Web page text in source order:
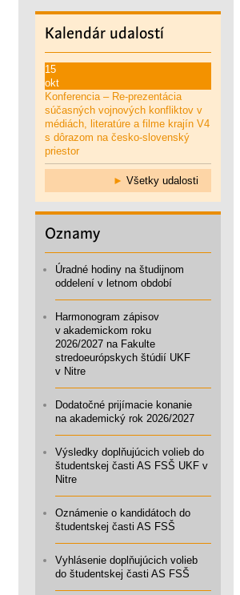
Kalendárudalostí
15
okt
Konferencia – Re-prezentácia
súčasných vojnových konfliktov v
médiách, literatúre a filme krajín V4
s dôrazom na česko-slovenský
priestor
► Všetky udalosti
Oznamy
Úradné hodiny na študijnom
oddelení v letnom období
Harmonogram zápisov
v akademickom roku
2026/2027 na Fakulte
stredoeurópskych štúdií UKF
v Nitre
Dodatočné prijímacie konanie
na akademický rok 2026/2027
Výsledky doplňujúcich volieb do
študentskej časti AS FSŠ UKF v
Nitre
Oznámenie o kandidátoch do
študentskej časti AS FSŠ
Vyhlásenie doplňujúcich volieb
do študentskej časti AS FSŠ